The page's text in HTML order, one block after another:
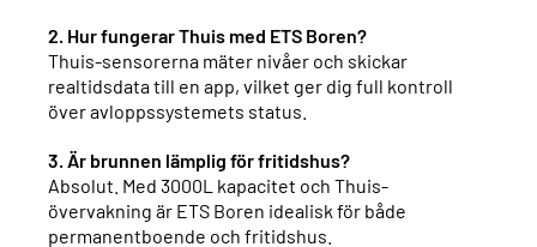
2. Hur fungerar Thuis med ETS Boren?
Thuis-sensorerna mäter nivåer och skickar
realtidsdata till en app, vilket ger dig full kontroll
över avloppssystemets status.
3. Är brunnen lämplig för fritidshus?
Absolut. Med 3000L kapacitet och Thuis-
övervakning är ETS Boren idealisk för både
permanentboende och fritidshus.